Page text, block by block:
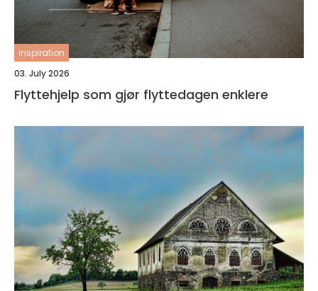
inspiration
03. July 2026
Flyttehjelp som gjør flyttedagen enklere